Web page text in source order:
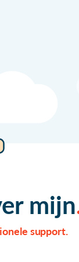
mijn
support.